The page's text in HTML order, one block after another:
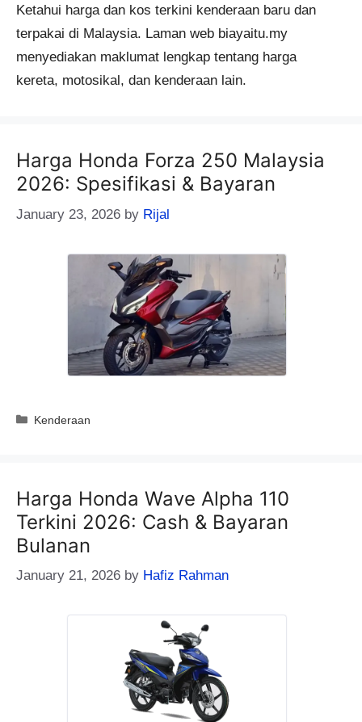
Ketahui harga dan kos terkini kenderaan baru dan
terpakai di Malaysia. Laman web biayaitu.my
menyediakan maklumat lengkap tentang harga
kereta, motosikal, dan kenderaan lain.
Harga Honda Forza 250 Malaysia
2026: Spesifikasi & Bayaran
January 23, 2026 by Rijal
Categories
Kenderaan
Harga Honda Wave Alpha 110
Terkini 2026: Cash & Bayaran
Bulanan
January 21, 2026 by Hafiz Rahman